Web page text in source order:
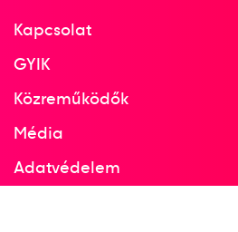
Kapcsolat
GYIK
Közreműködők
Média
Adatvédelem